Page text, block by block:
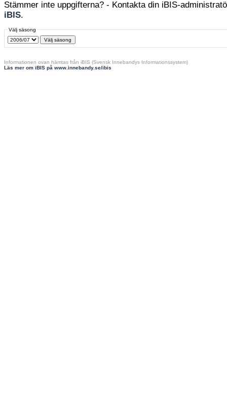
Stämmer inte uppgifterna? - Kontakta din iBIS-
iBIS.
Välj säsong
Informationen ovan hämtas från iBIS (Svensk Innebandys Informationssystem)
Läs mer om iBIS på www.innebandy.se/ibis